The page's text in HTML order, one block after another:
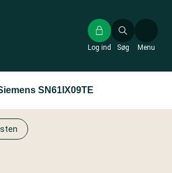
Søg
Log ind Menu
SN61IX09TE